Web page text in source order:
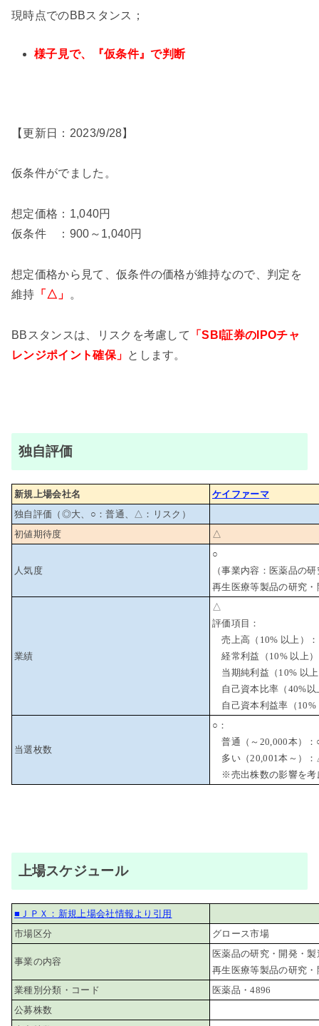
現時点でのBBスタンス；
様子見で、『仮条件』で判断
【更新日：2023/9/28】
仮条件がでました。
想定価格：1,040円
仮条件 ：900～1,040円
想定価格から見て、仮条件の価格が維持なので、判定を
維持 「△」 。
BBスタンスは、リスクを考慮して
「SBI証券のIPOチャ
レンジポイント確保」 とします。
独自評価
新規上場会社名
ケイファーマ
独自評価（◎大、○：普通、△：リスク）
初値期待度
△
人気度
○
（事業内容：医薬品の
再生医療等製品の研究
業績
△
評価項目：
売上高（10% 以上）
経常利益（10% 以上
当期純利益（10% 以
自己資本比率（40%以
自己資本利益率（10%
当選枚数
○：
普通（～20,000本）
多い（20,001本～）
※売出株数の影響を考
上場スケジュール
■ＪＰＸ：新規上場会社情報より引用
市場区分
グロース市場
事業の内容
医薬品の研究・開発・
再生医療等製品の研究
業種別分類・コード
医薬品・4896
公募株数